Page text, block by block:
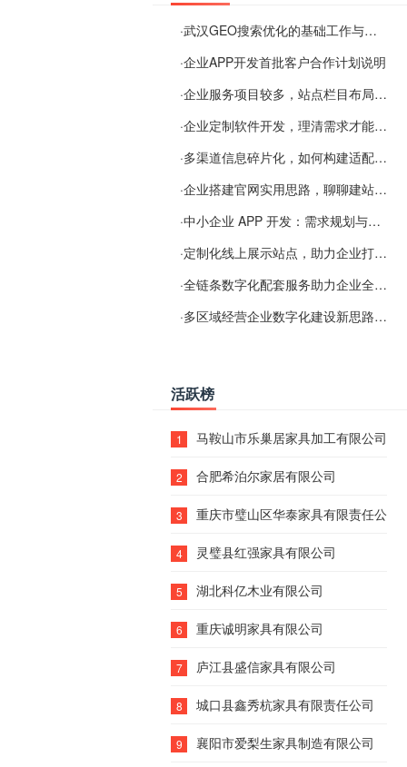
·武汉GEO搜索优化的基础工作与实施思路
·企业APP开发首批客户合作计划说明
·企业服务项目较多，站点栏目布局规划参考思路
·企业定制软件开发，理清需求才能提升数字化落地效率
·多渠道信息碎片化，如何构建适配 AI 检索的品牌信息源
·企业搭建官网实用思路，聊聊建站容易忽视的问题
·中小企业 APP 开发：需求规划与项目落地避坑经验分享
·定制化线上展示站点，助力企业打通线上经营渠道
·全链条数字化配套服务助力企业全域线上经营
·多区域经营企业数字化建设新思路：多端载体与地域检索一体化落地思路分享
活跃榜
1 马鞍山市乐巢居家具加工有限公司
2 合肥希泊尔家居有限公司
3 重庆市璧山区华泰家具有限责任公司
4 灵璧县红强家具有限公司
5 湖北科亿木业有限公司
6 重庆诚明家具有限公司
7 庐江县盛信家具有限公司
8 城口县鑫秀杭家具有限责任公司
9 襄阳市爱梨生家具制造有限公司